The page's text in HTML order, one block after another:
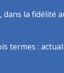
la fidélité
termes :